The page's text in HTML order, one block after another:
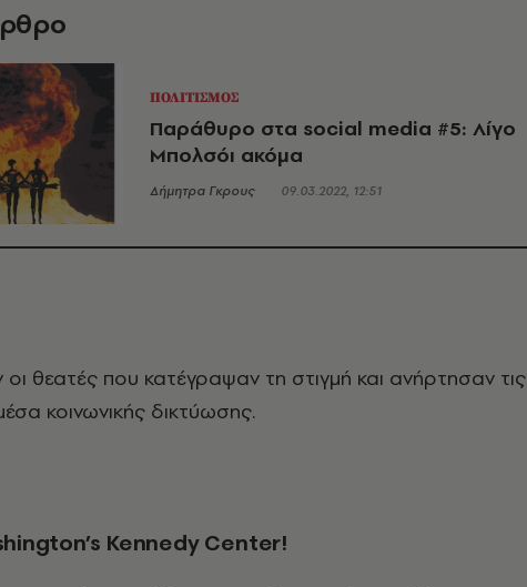
ΠΟΛΙΤΙΣΜΟΣ
Παράθυρο στα social media #5: Λίγο
Μπολσόι ακόμα
Δήμητρα Γκρους 09.03.2022, 12:51
οι θεατές που κατέγραψαν τη στιγμή και ανήρτησαν τις
κοινωνικής δικτύωσης.
Kennedy Center!